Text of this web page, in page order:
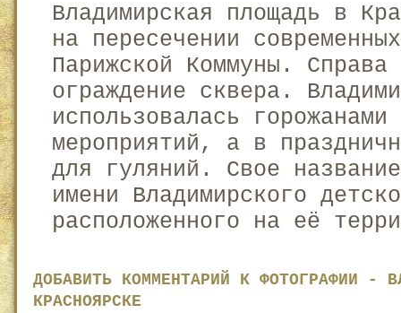
Владимирская площадь в
на пересечении
Парижской Коммуны.
ограждение сквера.
использовалась
мероприятий, а в
для гуляний. Свое
имени Владимирского
расположенного на её
ДОБАВИТЬ КОММЕНТАРИЙ К ФОТОГРАФИИ -
КРАСНОЯРСКЕ